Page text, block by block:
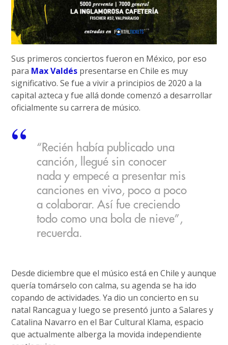
Sus primeros conciertos fueron en México, por eso
para Max Valdés presentarse en Chile es muy
significativo. Se fue a vivir a principios de 2020 a la
capital azteca y fue allá donde comenzó a desarrollar
oficialmente su carrera de músico.
“Recién había publicado una
canción, llegué sin conocer
nada y empecé a presentar mis
canciones en vivo, poco a poco
a colaborar. Así fue creciendo
todo como una bola de nieve”,
recuerda.
Desde diciembre que el músico está en Chile y aunque
quería tomárselo con calma, su agenda se ha ido
copando de actividades. Ya dio un concierto en su
natal Rancagua y luego se presentó junto a Salares y
Catalina Navarro en el Bar Cultural Klama, espacio
que actualmente alberga la movida independiente